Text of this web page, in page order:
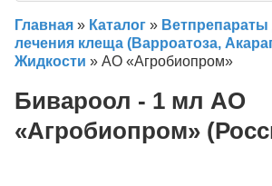
Главная » Каталог » Ветпрепараты
лечения клеща (Варроатоза,
Жидкости » АО «Агробиопром»
Бивароол - 1 мл АО
«Агробиопром»